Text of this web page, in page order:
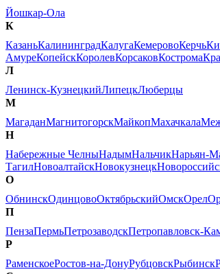
Йошкар-Ола
К
КазаньКалининградКалугаКемеровоКерчь
АмуреКопейскКоролевКорсаковКострома
Л
Ленинск-КузнецкийЛипецкЛюберцы
М
МагаданМагнитогорскМайкопМахачкала
Н
Набережные ЧелныНадымНальчикНарьян-
ТагилНовоалтайскНовокузнецк
О
ОбнинскОдинцовоОктябрьскийОмскОрел
П
ПензаПермьПетрозаводскПетропавловск-
Р
РаменскоеРостов-на-ДонуРубцовскРыбинск